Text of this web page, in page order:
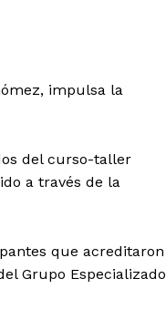
impulsa la
del curso-taller
a través de la
que acreditaron
Grupo Especializado